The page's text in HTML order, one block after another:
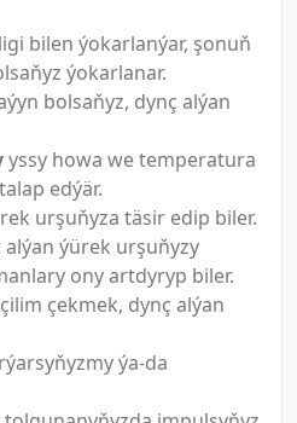
bilen ýokarlanýar, şonuň
ýokarlanar.
bolsaňyz, dynç alýan
yssy howa we temperatura
edýär.
urşuňyza täsir edip biler.
ýürek urşuňyzy
ony artdyryp biler.
çekmek, dynç alýan
ýa-da